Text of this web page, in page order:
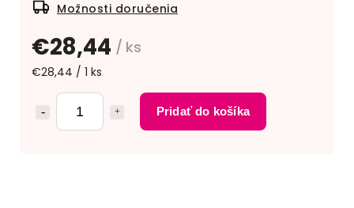
€28,44 / ks
€28,44 / 1 ks
Pridať do košíka
Možnosti doručenia